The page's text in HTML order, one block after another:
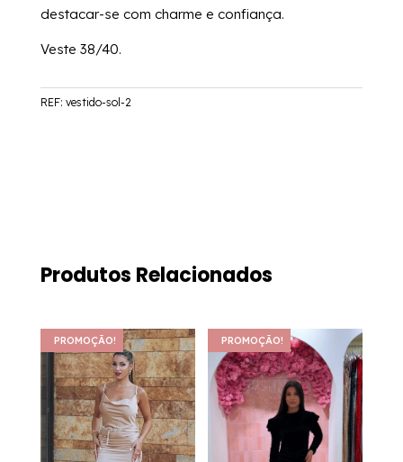
destacar-se com charme e confiança.
Veste 38/40.
REF: vestido-sol-2
Produtos Relacionados
PROMOÇÃO! PROMOÇÃO!